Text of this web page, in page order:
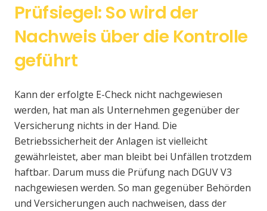
Prüfsiegel: So wird der
Nachweis über die Kontrolle
geführt
Kann der erfolgte E-Check nicht nachgewiesen
werden, hat man als Unternehmen gegenüber der
Versicherung nichts in der Hand. Die
Betriebssicherheit der Anlagen ist vielleicht
gewährleistet, aber man bleibt bei Unfällen trotzdem
haftbar. Darum muss die Prüfung nach DGUV V3
nachgewiesen werden. So man gegenüber Behörden
und Versicherungen auch nachweisen, dass der